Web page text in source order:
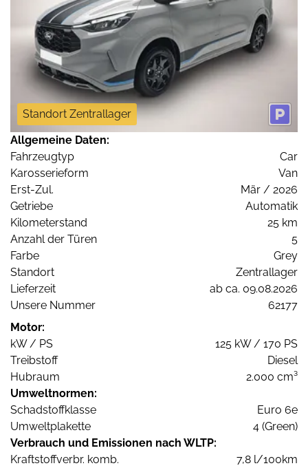
Standort Zentrallager
Allgemeine Daten:
Fahrzeugtyp
Car
Karosserieform
Van
Erst-Zul.
Mär / 2026
Getriebe
Automatik
Kilometerstand
25 km
Anzahl der Türen
5
Farbe
Grey
Standort
Zentrallager
Lieferzeit
ab ca. 09.08.2026
Unsere Nummer
62177
Motor:
kW / PS
125 kW / 170 PS
Treibstoff
Diesel
Hubraum
2.000 cm³
Umweltnormen:
Schadstoffklasse
Euro 6e
Umweltplakette
4 (Green)
Verbrauch und Emissionen nach WLTP:
Kraftstoffverbr. komb.
7,8 l/100km